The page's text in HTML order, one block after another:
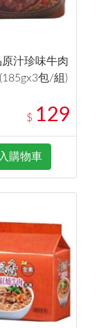
汁珍味牛肉
包/組)
$ 129
購物車